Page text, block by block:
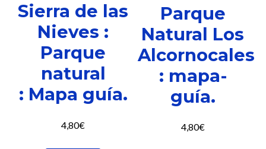
Sierra de las
Nieves :
Parque
natural
: Mapa guía.
4,80€
Parque
Natural Los
Alcornocales
: mapa-
guía.
4,80€